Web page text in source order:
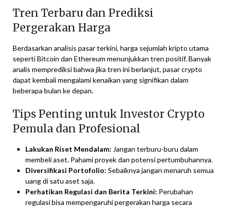
Tren Terbaru dan Prediksi
Pergerakan Harga
Berdasarkan analisis pasar terkini, harga sejumlah kripto utama
seperti Bitcoin dan Ethereum menunjukkan tren positif. Banyak
analis memprediksi bahwa jika tren ini berlanjut, pasar crypto
dapat kembali mengalami kenaikan yang signifikan dalam
beberapa bulan ke depan.
Tips Penting untuk Investor Crypto
Pemula dan Profesional
Lakukan Riset Mendalam: Jangan terburu-buru dalam
membeli aset. Pahami proyek dan potensi pertumbuhannya.
Diversifikasi Portofolio: Sebaiknya jangan menaruh semua
uang di satu aset saja.
Perhatikan Regulasi dan Berita Terkini: Perubahan
regulasi bisa mempengaruhi pergerakan harga secara